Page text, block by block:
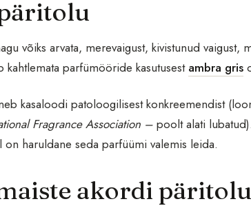
võiks arvata, merevaigust, kivistunud vaigust,
parfümööride kasutusest ambra gris
kasaloodi patoloogilisest konkreemendist
Fragrance Association – poolt alati
haruldane seda parfüümi valemis leida.
akordi päritolu